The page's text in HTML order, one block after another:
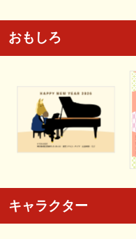
おもしろ
キャラクター